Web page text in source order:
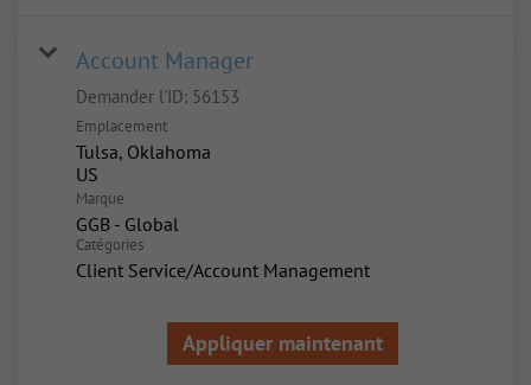
Account Manager
Demander l'ID: 56153
Emplacement
Tulsa, Oklahoma
Marque
GGB - Global
Catégories
Client Service/Account Management
Appliquer maintenant